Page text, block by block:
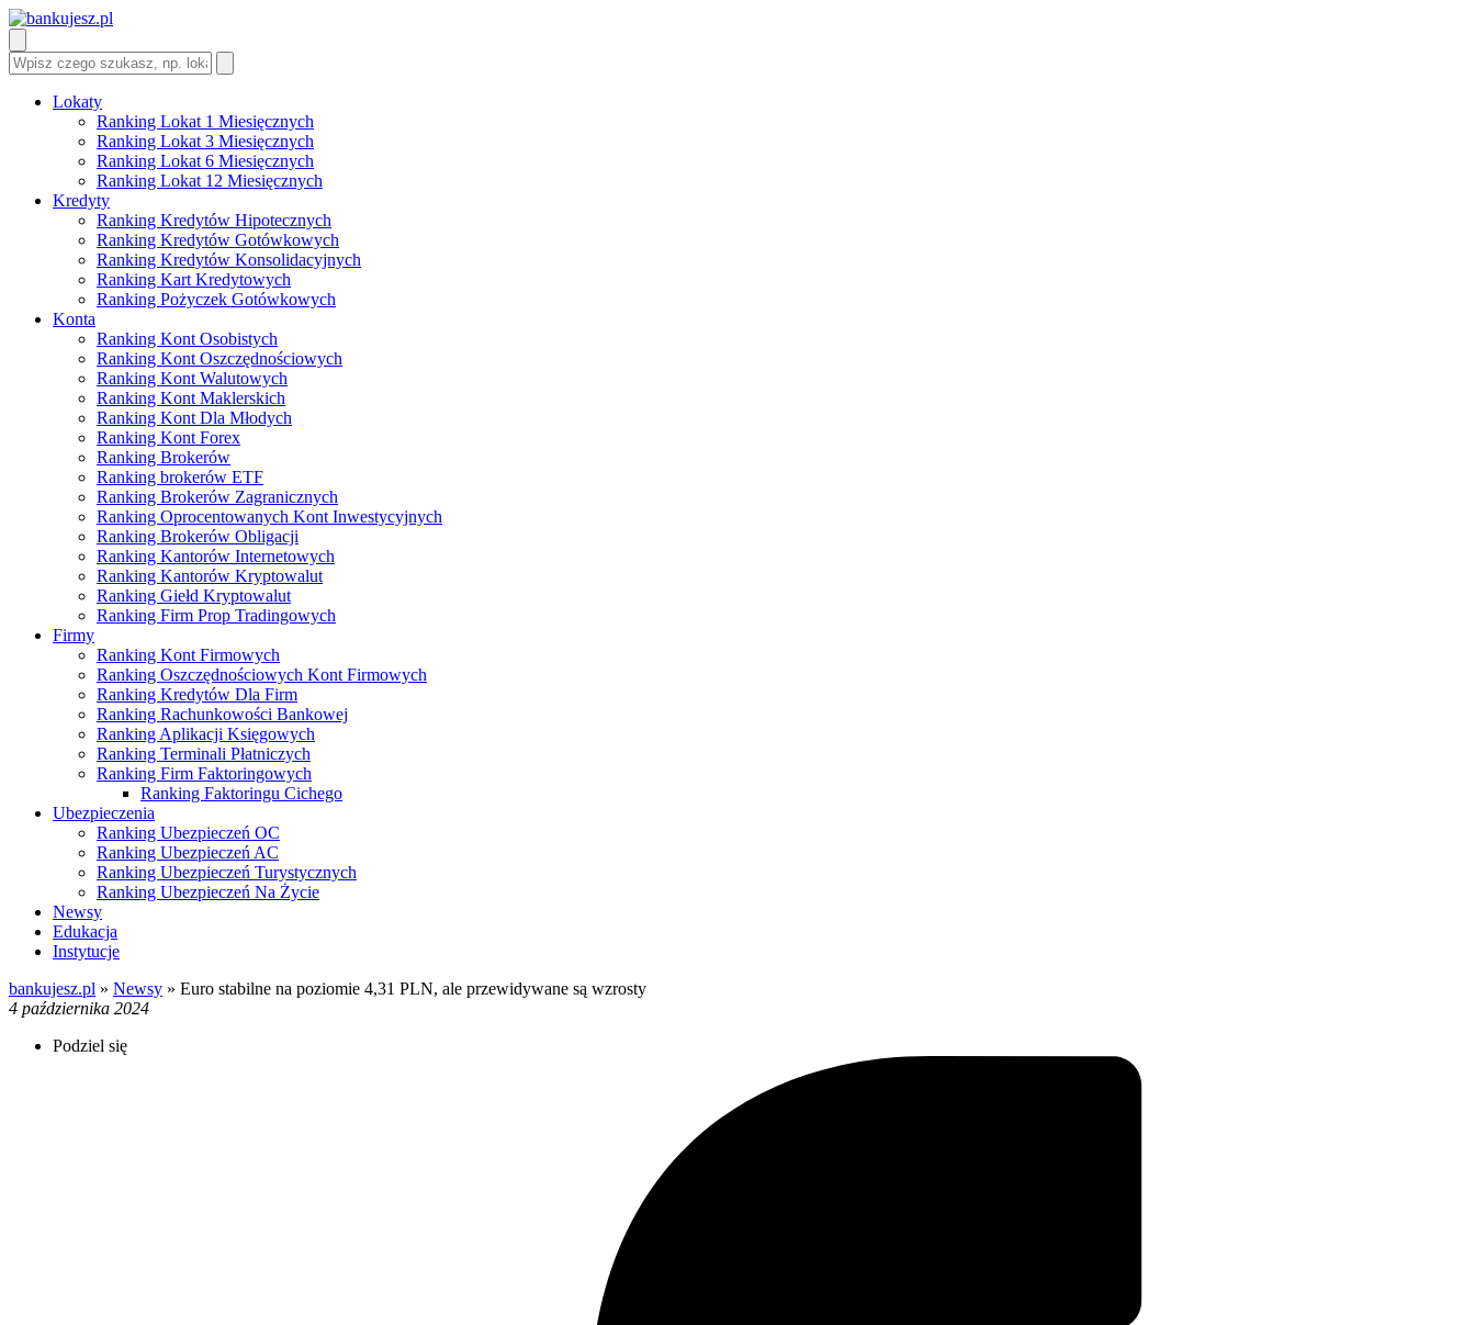
Lokaty
Ranking Lokat 1 Miesięcznych
Ranking Lokat 3 Miesięcznych
Ranking Lokat 6 Miesięcznych
Ranking Lokat 12 Miesięcznych
Kredyty
Ranking Kredytów Hipotecznych
Ranking Kredytów Gotówkowych
Ranking Kredytów Konsolidacyjnych
Ranking Kart Kredytowych
Ranking Pożyczek Gotówkowych
Konta
Ranking Kont Osobistych
Ranking Kont Oszczędnościowych
Ranking Kont Walutowych
Ranking Kont Maklerskich
Ranking Kont Dla Młodych
Ranking Kont Forex
Ranking Brokerów
Ranking brokerów ETF
Ranking Brokerów Zagranicznych
Ranking Oprocentowanych Kont Inwestycyjnych
Ranking Brokerów Obligacji
Ranking Kantorów Internetowych
Ranking Kantorów Kryptowalut
Ranking Giełd Kryptowalut
Ranking Firm Prop Tradingowych
Firmy
Ranking Kont Firmowych
Ranking Oszczędnościowych Kont Firmowych
Ranking Kredytów Dla Firm
Ranking Rachunkowości Bankowej
Ranking Aplikacji Księgowych
Ranking Terminali Płatniczych
Ranking Firm Faktoringowych
Ranking Faktoringu Cichego
Ubezpieczenia
Ranking Ubezpieczeń OC
Ranking Ubezpieczeń AC
Ranking Ubezpieczeń Turystycznych
Ranking Ubezpieczeń Na Życie
Newsy
Edukacja
Instytucje
bankujesz.pl » Newsy » Euro stabilne na poziomie 4,31 PLN, ale przewidywane są wzrosty
4 października 2024
Podziel się